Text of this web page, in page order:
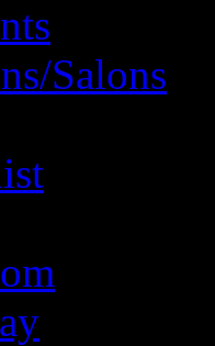
Salons